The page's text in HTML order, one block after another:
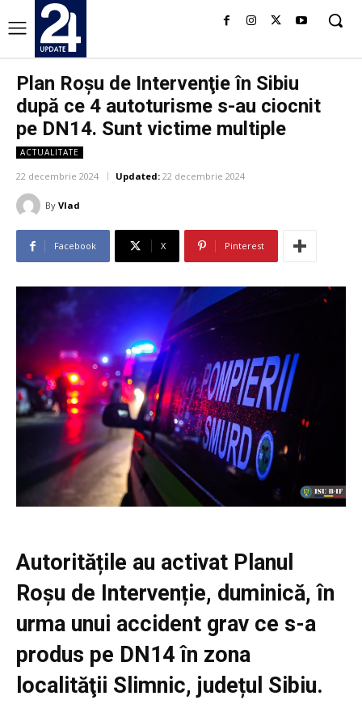
Plan Roşu de Intervenţie în Sibiu
după ce 4 autoturisme s-au ciocnit
pe DN14. Sunt victime multiple
ACTUALITATE
22 decembrie 2024 Updated: 22 decembrie 2024
By Vlad
Facebook X Pinterest
Autoritățile au activat Planul
Roșu de Intervenție, duminică, în
urma unui accident grav ce s-a
produs pe DN14 în zona
localităţii Slimnic, județul Sibiu.